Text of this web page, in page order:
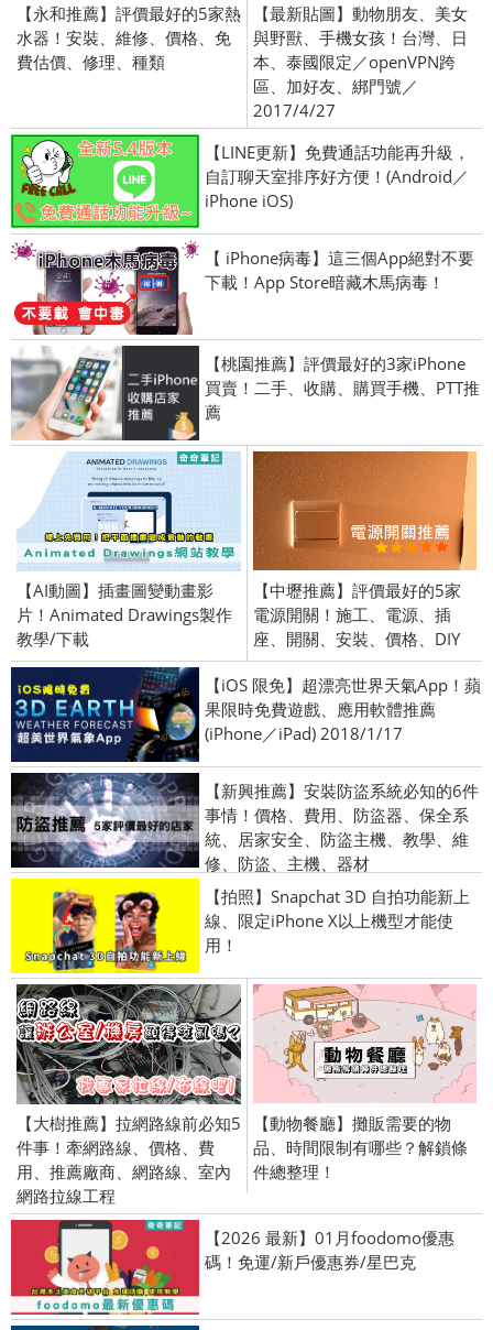
【永和推薦】評價最好的5家熱
水器！安裝、維修、價格、免
費估價、修理、種類
【最新貼圖】動物朋友、美女
與野獸、手機女孩！台灣、日
本、泰國限定／openVPN跨
區、加好友、綁門號／
2017/4/27
【LINE更新】免費通話功能再升級，
自訂聊天室排序好方便！(Android／
iPhone iOS)
【 iPhone病毒】這三個App絕對不要
下載！App Store暗藏木馬病毒！
【桃園推薦】評價最好的3家iPhone
買賣！二手、收購、購買手機、PTT推
薦
【AI動圖】插畫圖變動畫影
片！Animated Drawings製作
教學/下載
【中壢推薦】評價最好的5家
電源開關！施工、電源、插
座、開關、安裝、價格、DIY
【iOS 限免】超漂亮世界天氣App！蘋
果限時免費遊戲、應用軟體推薦
(iPhone／iPad) 2018/1/17
【新興推薦】安裝防盜系統必知的6件
事情！價格、費用、防盜器、保全系
統、居家安全、防盜主機、教學、維
修、防盜、主機、器材
【拍照】Snapchat 3D 自拍功能新上
線、限定iPhone X以上機型才能使
用！
【大樹推薦】拉網路線前必知5
件事！牽網路線、價格、費
用、推薦廠商、網路線、室內
網路拉線工程
【動物餐廳】攤販需要的物
品、時間限制有哪些？解鎖條
件總整理！
【2026 最新】01月foodomo優惠
碼！免運/新戶優惠券/星巴克